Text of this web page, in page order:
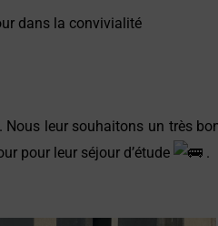
dans la convivialité
. Nous leur souhaitons un très
pour leur séjour d’étude
.